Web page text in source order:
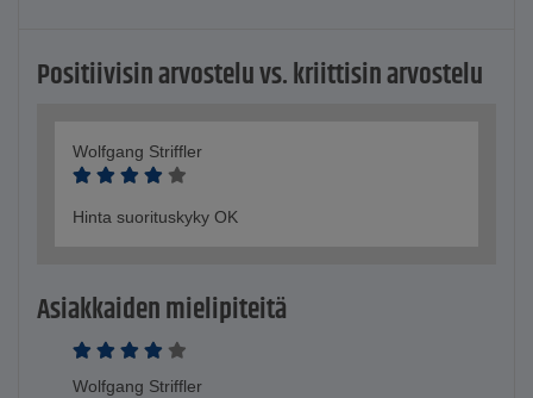
Positiivisin arvostelu vs. kriittisin arvostelu
Wolfgang Striffler
Hinta suorituskyky OK
Asiakkaiden mielipiteitä
Wolfgang Striffler